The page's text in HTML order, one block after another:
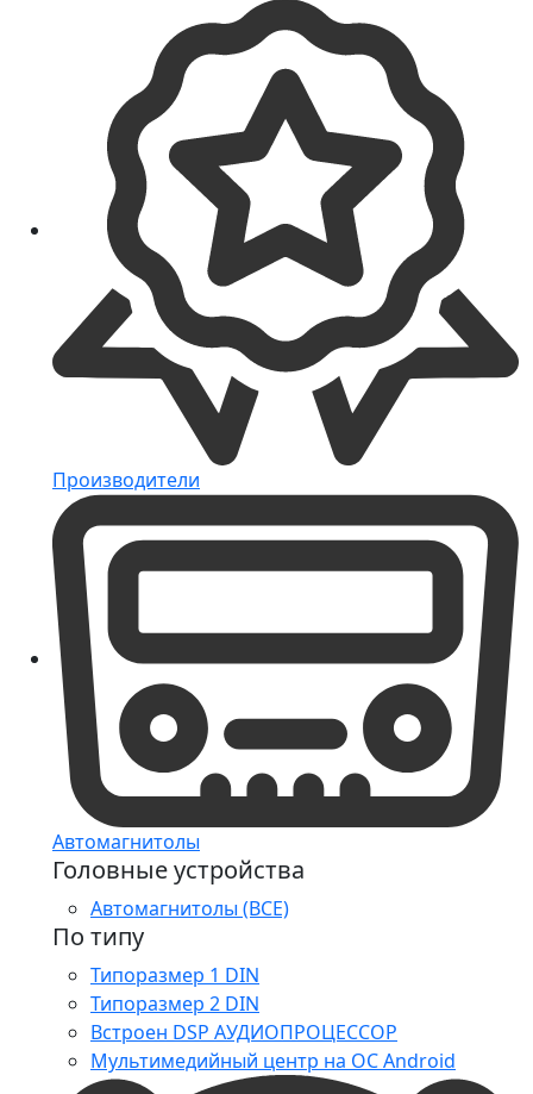
Производители
Автомагнитолы
Головные устройства
Автомагнитолы (ВСЕ)
По типу
Типоразмер 1 DIN
Типоразмер 2 DIN
Встроен DSP АУДИОПРОЦЕССОР
Мультимедийный центр на ОС Android